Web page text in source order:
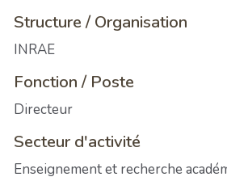
Structure / Organisation
INRAE
Fonction / Poste
Directeur
Secteur d'activité
Enseignement et recherche